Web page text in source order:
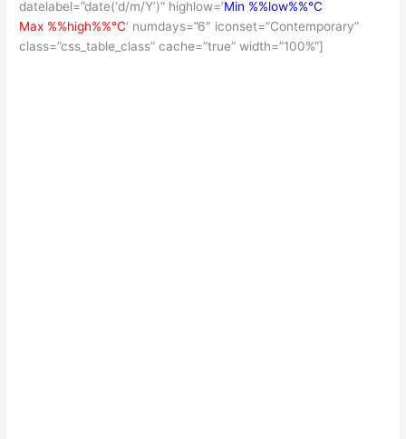
datelabel=”date(‘d/m/Y’)” highlow=’Min %%low%%°C
Max %%high%%°C‘ numdays=”6″ iconset=”Contemporary”
class=”css_table_class” cache=”true” width=”100%”]